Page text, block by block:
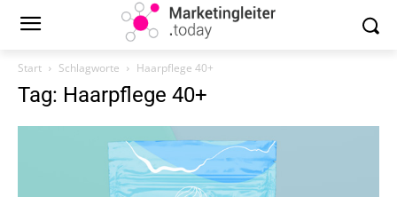
Start Schlagworte Haarpflege 40+
Tag: Haarpflege 40+